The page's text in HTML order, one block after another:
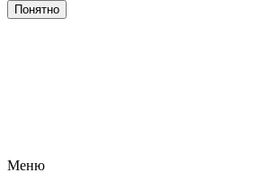
Понятно
Меню